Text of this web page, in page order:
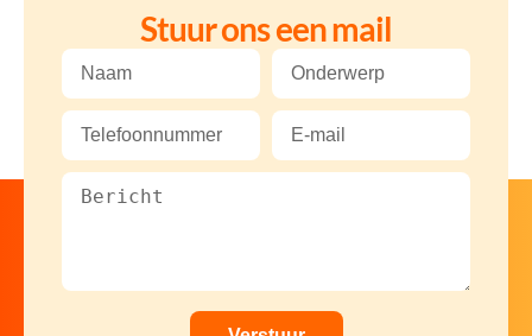
Stuur ons een mail